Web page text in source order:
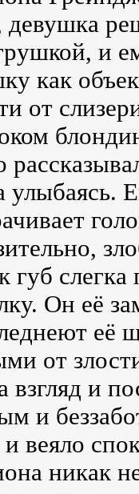
девушка
и
как
от
улыбаясь.
губ
Он её
её
от
взгляд и
и
и веяло
никак